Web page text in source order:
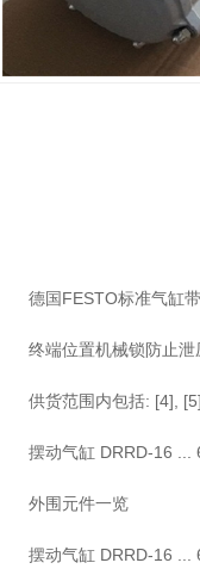
德国FESTO标准气缸带
终端位置机械锁防止泄
供货范围内包括: [4],
摆动气缸 DRRD-16 ...
外围元件一览
摆动气缸 DRRD-16 ...